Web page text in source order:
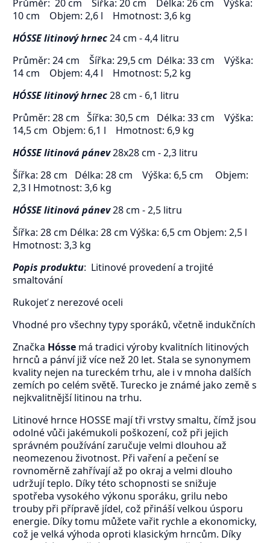
Průměr: 20 cm Šířka: 20 cm Délka: 26 cm Výška:
10 cm Objem: 2,6 l Hmotnost: 3,6 kg
HÓSSE litinový hrnec24 cm - 4,4 litru
Průměr: 24 cm Šířka: 29,5 cm Délka: 33 cm Výška:
14 cm Objem: 4,4 l Hmotnost: 5,2 kg
HÓSSE litinový hrnec28 cm - 6,1 litru
Průměr: 28 cm Šířka: 30,5 cm Délka: 33 cm Výška:
14,5 cm Objem: 6,1 l Hmotnost: 6,9 kg
HÓSSE litinová pánev28x28 cm - 2,3 litru
Šířka: 28 cm Délka: 28 cm Výška: 6,5 cm Objem:
2,3 l Hmotnost: 3,6 kg
HÓSSE litinová pánev28 cm - 2,5 litru
Šířka: 28 cm Délka: 28 cm Výška: 6,5 cm Objem: 2,5 l
Hmotnost: 3,3 kg
Popis produktu: Litinové provedení a trojité
smaltování
Rukojeť z nerezové oceli
Vhodné pro všechny typy sporáků, včetně indukčních
Značka Hóssemá tradici výroby kvalitních litinových
hrnců a pánví již více než 20 let. Stala se synonymem
kvality nejen na tureckém trhu, ale i v mnoha dalších
zemích po celém světě. Turecko je známé jako země s
nejkvalitnější litinou na trhu.
Litinové hrnce HOSSE mají tři vrstvy smaltu, čímž jsou
odolné vůči jakémukoli poškození, což při jejich
správném používání zaručuje velmi dlouhou až
neomezenou životnost. Při vaření a pečení se
rovnoměrně zahřívají až po okraj a velmi dlouho
udržují teplo. Díky této schopnosti se snižuje
spotřeba vysokého výkonu sporáku, grilu nebo
trouby při přípravě jídel, což přináší velkou úsporu
energie. Díky tomu můžete vařit rychle a ekonomicky,
což je velká výhoda oproti klasickým hrncům. Díky